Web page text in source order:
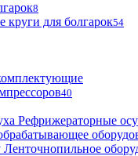
8
круги для болгарок54
40
Рефрижераторные
Ленточнопильное